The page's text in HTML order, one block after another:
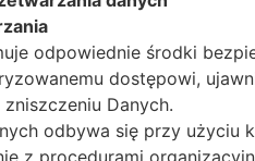
odpowiednie środki
dostępowi,
Danych.
odbywa się przy użyciu